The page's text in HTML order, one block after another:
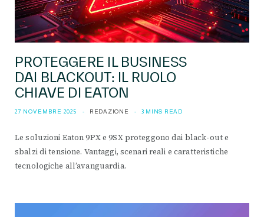
PROTEGGERE IL BUSINESS
DAI BLACKOUT: IL RUOLO
CHIAVE DI EATON
27 NOVEMBRE 2025 REDAZIONE 3 MINS READ
Le soluzioni Eaton 9PX e 9SX proteggono dai black-out e
sbalzi di tensione. Vantaggi, scenari reali e caratteristiche
tecnologiche all’avanguardia.